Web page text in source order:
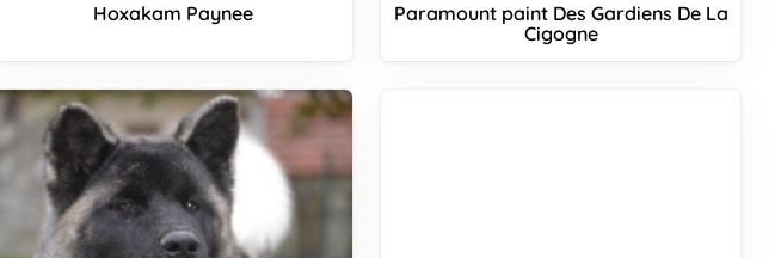
Hoxakam Paynee
Paramount paint Des Gardiens De La
Cigogne